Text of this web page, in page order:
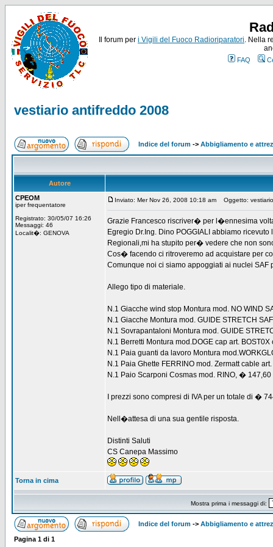
Il forum per i Vigili del Fuoco Radioriparatori. Nella
FAQ
vestiario antifreddo 2008
Indice del forum -> Abbigliamento e
Autore
CPEOM
iper frequentatore
Registrato: 30/05/07 16:26
Messaggi: 46
Localit�: GENOVA
Inviato: Mer Nov 26, 2008 10:18 am Oggetto:
Grazie Francesco riscriver� per l�ennesima
Egregio Dr.Ing. Dino POGGIALI abbiamo
Regionali,mi ha stupito per� vedere che non
Cos� facendo ci ritroveremo ad acquistare per
Comunque noi ci siamo appoggiati ai nuclei
Allego tipo di materiale.
N.1 Giacche wind stop Montura mod. NO WIND
N.1 Giacche Montura mod. GUIDE STRETCH
N.1 Sovrapantaloni Montura mod. GUIDE
N.1 Berretti Montura mod.DOGE cap art.
N.1 Paia guanti da lavoro Montura
N.1 Paia Ghette FERRINO mod. Zermatt cable
N.1 Paio Scarponi Cosmas mod. RINO, � 147,60
I prezzi sono compresi di IVA per un totale di �
Nell�attesa di una sua gentile risposta.
Distinti Saluti
CS Canepa Massimo
Torna in cima
Mostra prima i messaggi di:
Indice del forum -> Abbigliamento e
Pagina 1 di 1